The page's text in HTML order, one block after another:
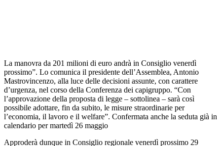
La manovra da 201 milioni di euro andrà in Consiglio venerdì
prossimo”. Lo comunica il presidente dell’Assemblea, Antonio
Mastrovincenzo, alla luce delle decisioni assunte, con carattere
d’urgenza, nel corso della Conferenza dei capigruppo. “Con
l’approvazione della proposta di legge – sottolinea – sarà così
possibile adottare, fin da subito, le misure straordinarie per
l’economia, il lavoro e il welfare”. Confermata anche la seduta già in
calendario per martedì 26 maggio
Approderà dunque in Consiglio regionale venerdì prossimo 29